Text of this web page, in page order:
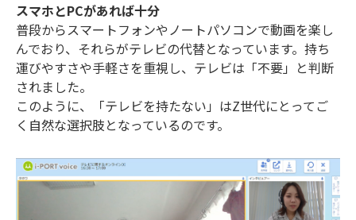
スマホとPCがあれば十分
普段からスマートフォンやノートパソコンで動画を楽し
んでおり、それらがテレビの代替となっています。持ち
運びやすさや手軽さを重視し、テレビは「不要」と判断
されました。
このように、「テレビを持たない」はZ世代にとってご
く自然な選択肢となっているのです。